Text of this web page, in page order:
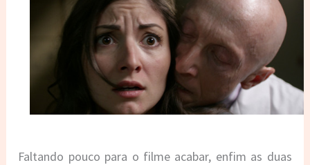
Faltando pouco para o filme acabar, enfim as duas